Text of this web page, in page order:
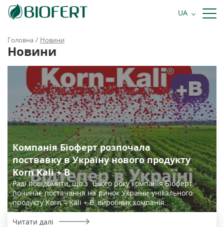
UA
+38 068 484 81 81
Головна / Новини
Новини
Компанія Біоферт розпочала
поствавку в Україну нового продукту
Korn Kali + B
Раді повідомити, що з цього року компанія Біоферт
починає постачання на ринок України унікального
продукту Korn – Kali + B, виробник компанія...
Читати далі